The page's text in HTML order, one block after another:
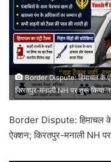
Border Dispute: हिमाचल के
किरतपुर-मनाली NH पर शुरू किया
Border Dispute: हिमाचल के
ऐक्शन; किरतपुर-मनाली NH